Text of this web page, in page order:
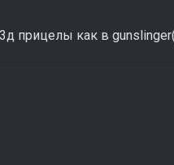
прицелы как в